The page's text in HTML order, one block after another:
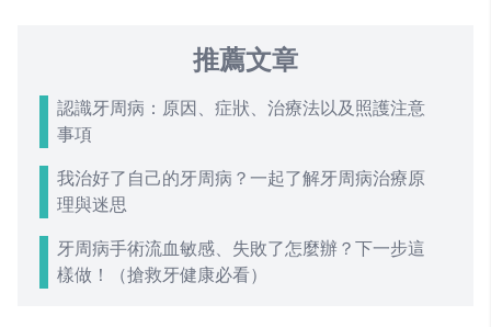
推薦文章
認識牙周病：原因、症狀、治療法以及照護注意
事項
我治好了自己的牙周病？一起了解牙周病治療原
理與迷思
牙周病手術流血敏感、失敗了怎麼辦？下一步這
樣做！（搶救牙健康必看）